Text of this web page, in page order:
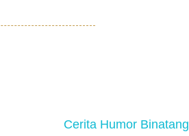
Cerita Humor Binatang